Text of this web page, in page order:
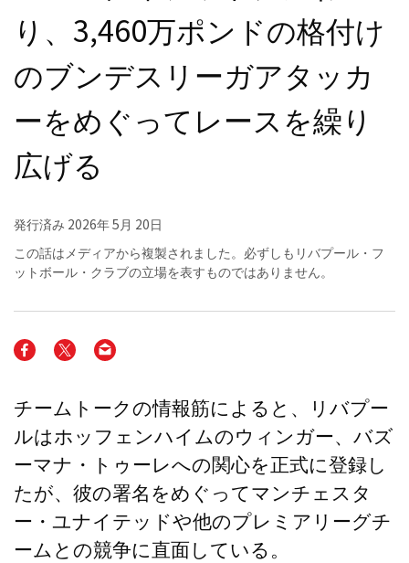
り、3,460万ポンドの格付け
のブンデスリーガアタッカ
ーをめぐってレースを繰り
広げる
発行済み 2026年 5月 20日
この話はメディアから複製されました。必ずしもリバプール・フ
ットボール・クラブの立場を表すものではありません。
チームトークの情報筋によると、リバプー
ルはホッフェンハイムのウィンガー、バズ
ーマナ・トゥーレへの関心を正式に登録し
たが、彼の署名をめぐってマンチェスタ
ー・ユナイテッドや他のプレミアリーグチ
ームとの競争に直面している。